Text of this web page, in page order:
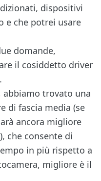
dispositivi
e che potrei usare
domande,
il cosiddetto driver
abbiamo trovato una
di fascia media (se
ancora migliore
che consente di
in più rispetto a
migliore è il